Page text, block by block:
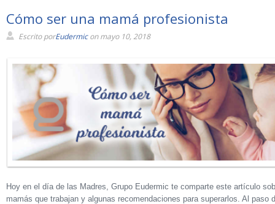
Cómo ser una mamá profesionista
Escrito porEudermicon mayo 10, 2018
Hoy en el día de las Madres, Grupo Eudermic te comparte este artículo
mamás que trabajan y algunas recomendaciones para superarlos. Al paso